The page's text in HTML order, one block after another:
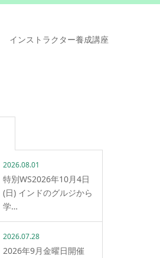
インストラクター養成講座
2026.08.01
特別WS2026年10月4日
(日) インドのグルジから
学…
2026.07.28
2026年9月金曜日開催